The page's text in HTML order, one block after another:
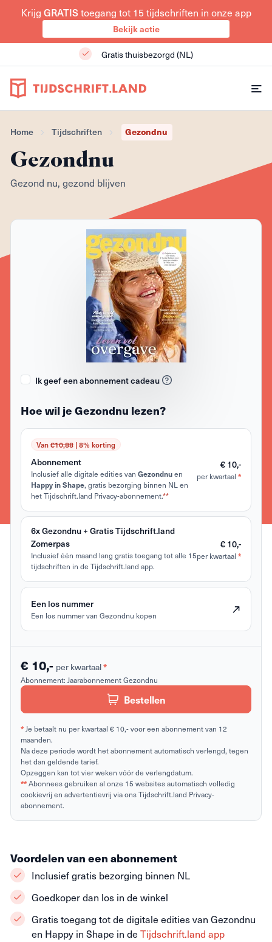
Krijg GRATIStoegang tot 15 tijdschriften in onze app
Bekijk actie
Gratis thuisbezorgd (NL)
Home Tijdschriften Gezondnu
Gezondnu
Gezond nu, gezond blijven
Ik geef een abonnement cadeau
Hoe wil je Gezondnu lezen?
Van€10,88| 8% korting
Abonnement
Inclusief alle digitale edities van Gezondnuen
Happy in Shape, gratis bezorging binnen NL en
het Tijdschrift.land Privacy-abonnement.**
€ 10,-
per kwartaal *
6x Gezondnu + Gratis Tijdschrift.land
Zomerpas
Inclusief één maand lang gratis toegang tot alle 15
tijdschriften in de Tijdschrift.land app.
€ 10,-
per kwartaal *
Een los nummer
Een los nummer van Gezondnu kopen
€ 10,- per kwartaal*
Abonnement: Jaarabonnement Gezondnu
Bestellen
*Je betaalt nu per kwartaal € 10,- voor een abonnement van 12
maanden.
Na deze periode wordt het abonnement automatisch verlengd, tegen
het dan geldende tarief.
Opzeggen kan tot vier weken vóór de verlengdatum.
**Abonnees gebruiken al onze 15 websites automatisch volledig
cookievrij en advertentievrij via ons Tijdschrift.land Privacy-
abonnement.
Voordelen van een abonnement
Inclusief gratis bezorging binnen NL
Goedkoper dan los in de winkel
Gratis toegang tot de digitale edities van Gezondnu
en Happy in Shape in de Tijdschrift.land app